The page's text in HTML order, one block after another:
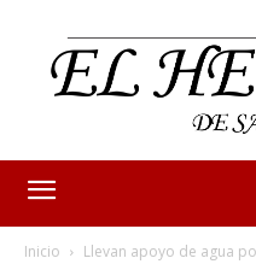
Inicio
Llevan apoyo de agua